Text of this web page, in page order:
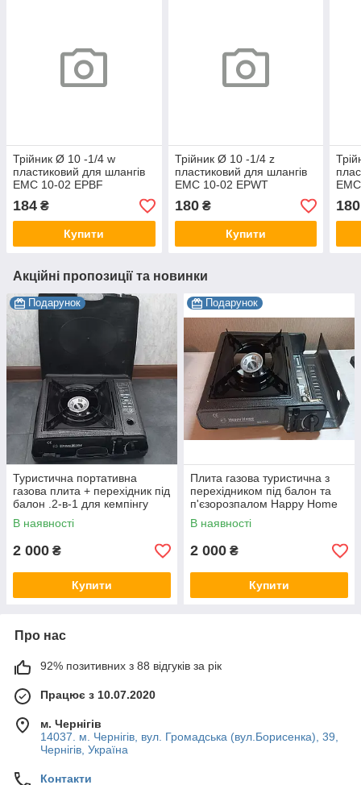
Трійник Ø 10 -1/4 w
пластиковий для шлангів
EMC 10-02 EPBF
184 ₴
Купити
Трійник Ø 10 -1/4 z
пластиковий для шлангів
EMC 10-02 EPWT
180₴
Купити
180
Акційні пропозиції та новинки
Подарунок
Туристична портативна
газова плита + перехідник під
балон .2-в-1 для кемпінгу
В наявності
2 000 ₴
Купити
Подарунок
Плита газова туристична з
перехідником під балон та
п'єзорозпалом Happy Home
BDZ-155A
В наявності
2 000 ₴
Купити
Про нас
92% позитивних з 88 відгуків за рік
Працює з 10.07.2020
м. Чернігів
14037. м. Чернігів, вул. Громадська (вул.Борисенка), 39,
Чернігів, Україна
Контакти